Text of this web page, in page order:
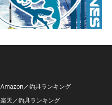
Amazon／釣具ランキング
楽天／釣具ランキング